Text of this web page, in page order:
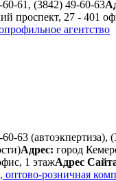
61, (3842) 49-60-63
проспект, 27 - 401
агентство
63 (автоэкпертиза),
Адрес: город
1 этажАдрес
розничная